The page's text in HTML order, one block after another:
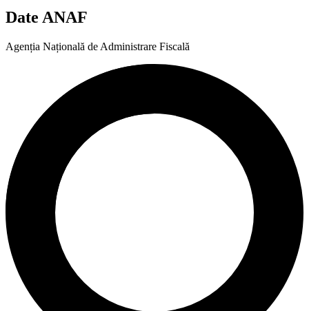
Date ANAF
Agenția Națională de Administrare Fiscală